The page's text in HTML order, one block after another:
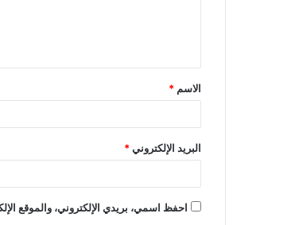
ق
*
الاسم *
البريد الإلكتروني*
احفظ اسمي، بريدي الإلكتروني، والموقع